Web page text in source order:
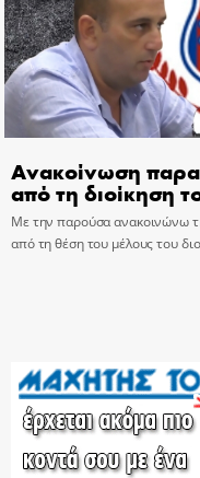
Ανακοίνωση
από τη διοίκηση
Με την παρούσα ανακοινώνω
από τη θέση του μέλους του